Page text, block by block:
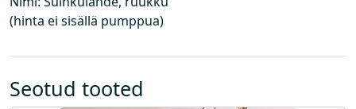
e
i
i
s
a
(hinta ei sisällä pumppua)
Seotud tooted